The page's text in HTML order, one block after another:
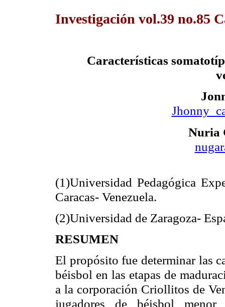
Investigación vol.39 no.85
Características
Nuria
(1)Universidad Pedagógica
Caracas- Venezuela.
(2)Universidad de Zaragoza-
RESUMEN
El propósito fue determinar las
béisbol en las etapas de
a la corporación Criollitos de
jugadores de béisbol menor